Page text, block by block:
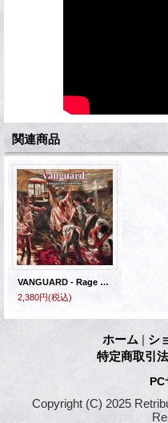
関連商品
VANGUARD - Rage Of Deliverance [CD]
2,380円(税込)
ホーム | シ
特定商取引
PC
Copyright (C) 2025